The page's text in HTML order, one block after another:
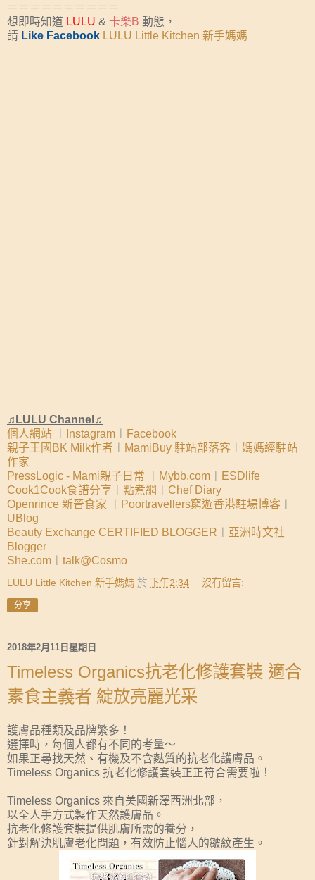
＝＝＝＝＝＝＝＝＝＝
想即時知道 LULU & 卡樂B 動態，
請 Like Facebook LULU Little Kitchen 新手媽媽
♫LULU Channel♫
個人網站
Instagram
Facebook
親子王國BK Milk作者
MamiBuy 駐站部落客
媽媽經駐站
作家
PressLogic - Mami親子日常
Mybb.com
ESDlife
Cook1Cook食譜分享
點煮網
Chef Diary
Openrince 新晉食家
Poortravellers窮遊香港駐場博客
UBlog
Beauty Exchange CERTIFIED BLOGGER
亞洲時文社
Blogger
She.com
talk@Cosmo
LULU Little Kitchen 新手媽媽 於 下午2:34 沒有留言:
分享
2018年2月11日星期日
Timeless Organics抗老化修護套裝 適合
素食主義者 綻放亮麗光采
護膚品種類及品牌繁多！
選擇時，每個人都有不同的考量～
如果正尋找天然、有機及不含麩質的抗老化護膚品。
Timeless Organics 抗老化修護套裝正正符合需要啦！
Timeless Organics 來自美國新澤西洲北部，
以全人手方式製作天然護膚品。
抗老化修護套裝提供肌膚所需的養分，
針對解決肌膚老化問題，有效防止惱人的皺紋產生。